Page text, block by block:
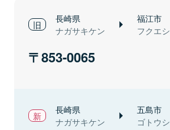
長崎県
ナガサキケン
福江市
フクエシ
853-0065
長崎県
ナガサキケン
五島市
ゴトウシ